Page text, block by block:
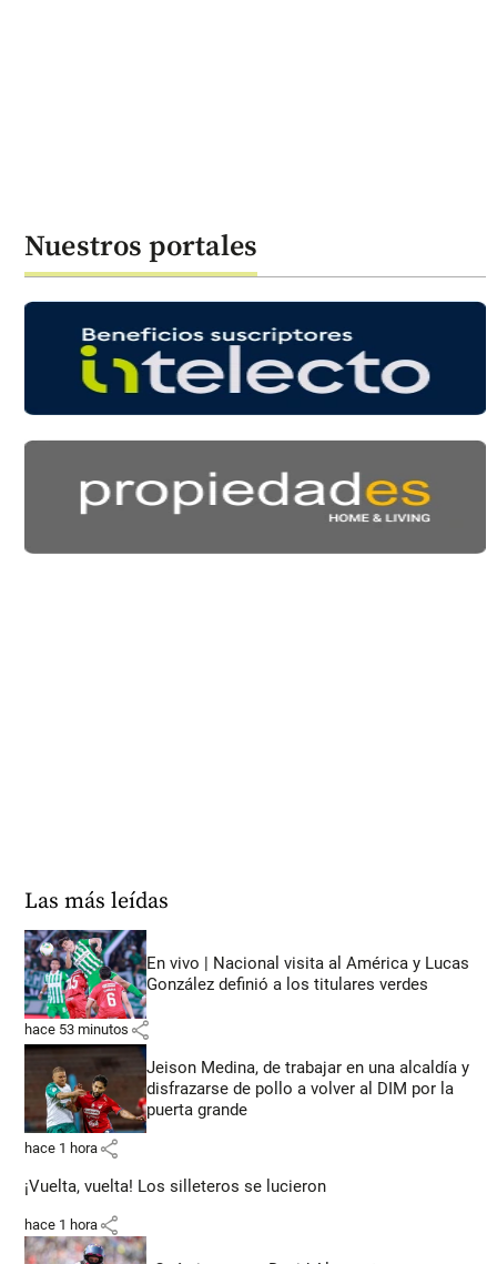
Nuestros portales
Las más leídas
En vivo | Nacional visita al América y Lucas
González definió a los titulares verdes
hace 53 minutos share
Jeison Medina, de trabajar en una alcaldía y
disfrazarse de pollo a volver al DIM por la
puerta grande
hace 1 hora share
¡Vuelta, vuelta! Los silleteros se lucieron
hace 1 hora share